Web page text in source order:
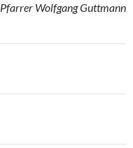
Pfarrer Wolfgang Guttmann